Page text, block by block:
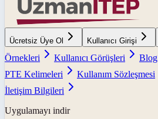
Ücretsiz Üye Ol Kullanıcı Girişi
Örnekleri
Kullanıcı Görüşleri Blog
PTE Kelimeleri
Kullanım Sözleşmesi
İletişim Bilgileri
Uygulamayı indir